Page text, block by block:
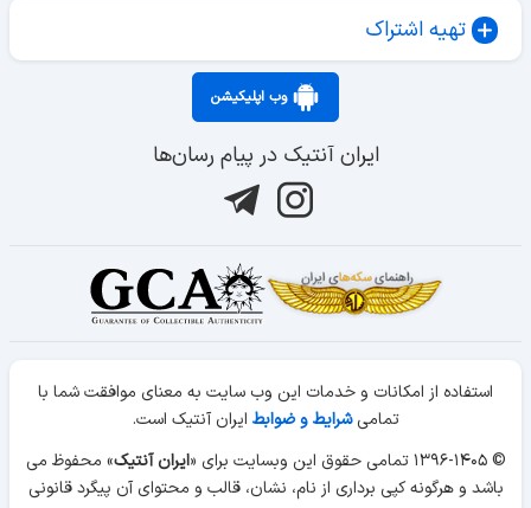
تهیه اشتراک
وب اپلیکیشن
ایران آنتیک در پیام رسان‌ها
استفاده از امکانات و خدمات این وب سایت به معنای موافقت شما با
تمامیشرایط و ضوابط ایران آنتیک است.
© ۱۳۹۶-۱۴۰۵ تمامی حقوق این وبسایت برای «
ایران آنتیک» محفوظ می
باشد و هرگونه کپی برداری از نام، نشان، قالب و محتوای آن پیگرد قانونی